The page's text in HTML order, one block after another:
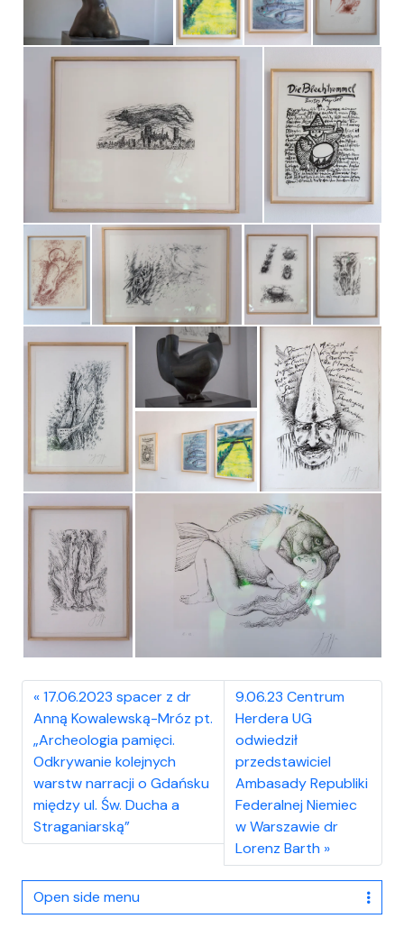
17.06.2023 spacer z dr
Anną Kowalewską-Mróz pt.
„Archeologia pamięci.
Odkrywanie kolejnych
warstw narracji o Gdańsku
między ul. Św. Ducha a
Straganiarską”
9.06.23 Centrum
Herdera UG
odwiedził
przedstawiciel
Ambasady Republiki
Federalnej Niemiec
w Warszawie dr
Lorenz Barth
Open side menu